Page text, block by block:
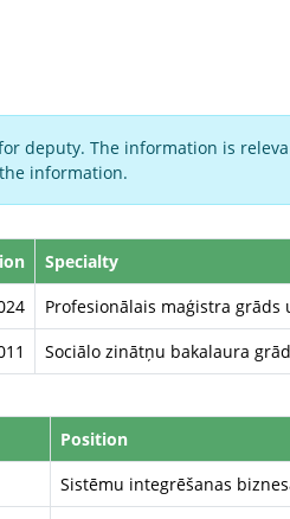
deputy. The information is
information.
Specialty
Profesionālais maģistra
Sociālo zinātņu bakalaura
Position
Sistēmu integrēšanas